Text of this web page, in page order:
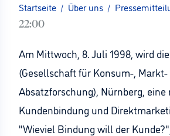
Startseite / Über uns /
22:00
Am Mittwoch, 8. Juli 1998, wird die
(Gesellschaft für Konsum-, Markt-
Absatzforschung), Nürnberg, eine
Kundenbindung und
"Wieviel Bindung will der